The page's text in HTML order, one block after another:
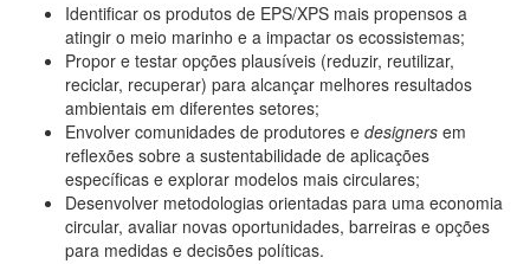
Identificar os produtos de EPS/XPS mais propensos a
atingir o meio marinho e a impactar os ecossistemas;
Propor e testar opções plausíveis (reduzir, reutilizar,
reciclar, recuperar) para alcançar melhores resultados
ambientais em diferentes setores;
Envolver comunidades de produtores e designers em
reflexões sobre a sustentabilidade de aplicações
específicas e explorar modelos mais circulares;
Desenvolver metodologias orientadas para uma economia
circular, avaliar novas oportunidades, barreiras e opções
para medidas e decisões políticas.